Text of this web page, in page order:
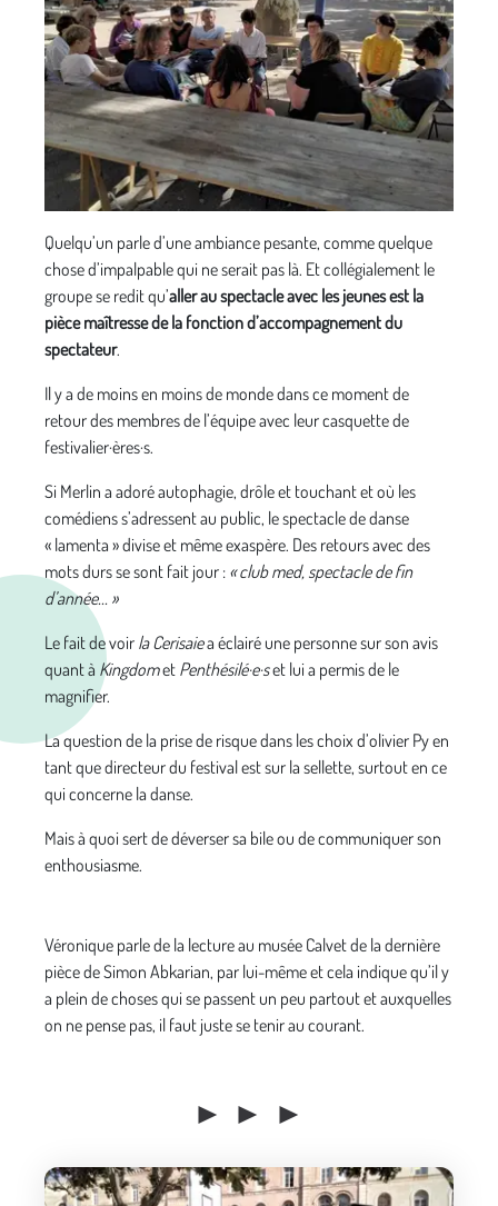
Quelqu’un parle d’une ambiance pesante, comme quelque
chose d’impalpable qui ne serait pas là. Et collégialement le
groupe se redit qu’aller au spectacle avec les jeunes est la
pièce maîtresse de la fonction d’accompagnement du
spectateur.
Il y a de moins en moins de monde dans ce moment de
retour des membres de l’équipe avec leur casquette de
festivalier·ères·s.
Si Merlin a adoré autophagie, drôle et touchant et où les
comédiens s’adressent au public, le spectacle de danse
« lamenta » divise et même exaspère. Des retours avec des
mots durs se sont fait jour : « club med, spectacle de fin
d’année... »
Le fait de voir la Cerisaiea éclairé une personne sur son avis
quant à Kingdomet Penthésilé·e·set lui a permis de le
magnifier.
La question de la prise de risque dans les choix d’olivier Py en
tant que directeur du festival est sur la sellette, surtout en ce
qui concerne la danse.
Mais à quoi sert de déverser sa bile ou de communiquer son
enthousiasme.
Véronique parle de la lecture au musée Calvet de la dernière
pièce de Simon Abkarian, par lui-même et cela indique qu’il y
a plein de choses qui se passent un peu partout et auxquelles
on ne pense pas, il faut juste se tenir au courant.
► ► ►